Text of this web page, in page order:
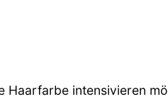
Haarfarbe intensivieren